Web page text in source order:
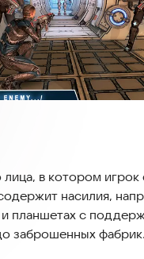
в котором игрок
насилия,
и планшетах с
заброшенных
пушек.